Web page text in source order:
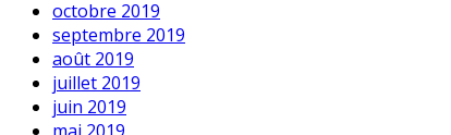
octobre 2019
septembre 2019
août 2019
juillet 2019
juin 2019